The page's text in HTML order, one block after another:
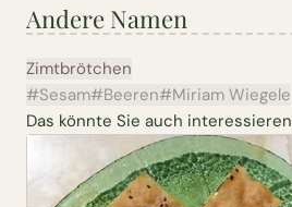
Andere Namen
Zimtbrötchen
#Sesam#Beeren#Miriam Wiegele
Das könnte Sie auch interessieren